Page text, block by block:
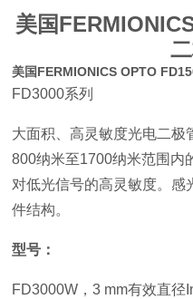
美国
美国FERMIONICS OPTO
FD3000系列
大面积、高灵敏度光电二极
800纳米至1700纳米范围内
对低光信号的高灵敏度。感
件结构。
型号：
FD3000W，3 mm有效直